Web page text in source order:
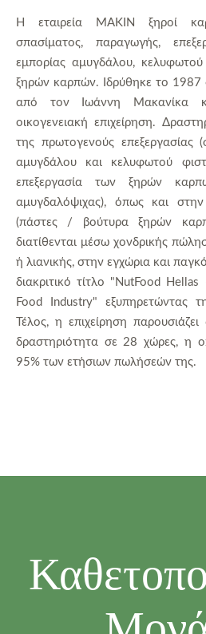
Η εταιρεία ΜΑΚΙΝ ξηροί
σπασίματος, παραγωγής,
εμπορίας αμυγδάλου,
ξηρών καρπών. Ιδρύθηκε το
από τον Ιωάννη Μακανίκα
οικογενειακή επιχείρηση.
της πρωτογενούς
αμυγδάλου και κελυφωτού
επεξεργασία των ξηρών
αμυγδαλόψιχας), όπως και
(πάστες / βούτυρα ξηρών
διατίθενται μέσω χονδρικής
ή λιανικής, στην εγχώρια και
διακριτικό τίτλο "NutFood
Food Industry" εξυπηρετώντας
Τέλος, η επιχείρηση
δραστηριότητα σε 28 χώρες, η
95% των ετήσιων πωλήσεών της.